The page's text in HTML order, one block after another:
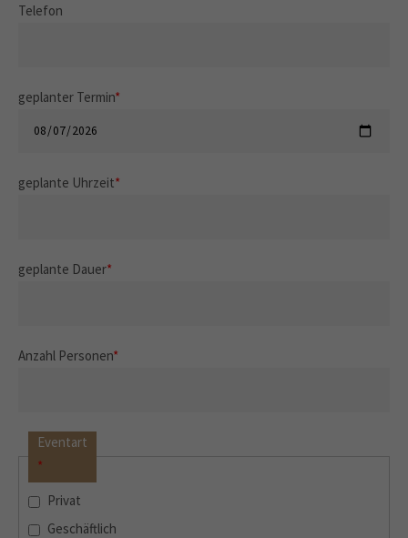
Telefon
geplanter Termin*
geplante Uhrzeit*
geplante Dauer*
Anzahl Personen*
Eventart
*
Privat
Geschäftlich